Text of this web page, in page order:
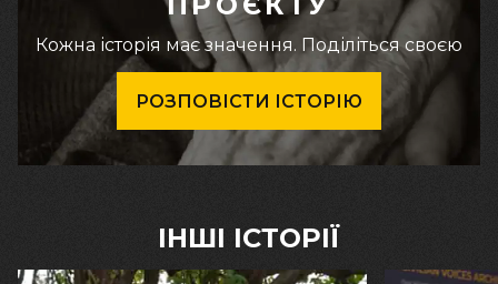
Кожна історія має значення. Поділіться своєю
РОЗПОВІСТИ ІСТОРІЮ
ІНШІ ІСТОРІЇ